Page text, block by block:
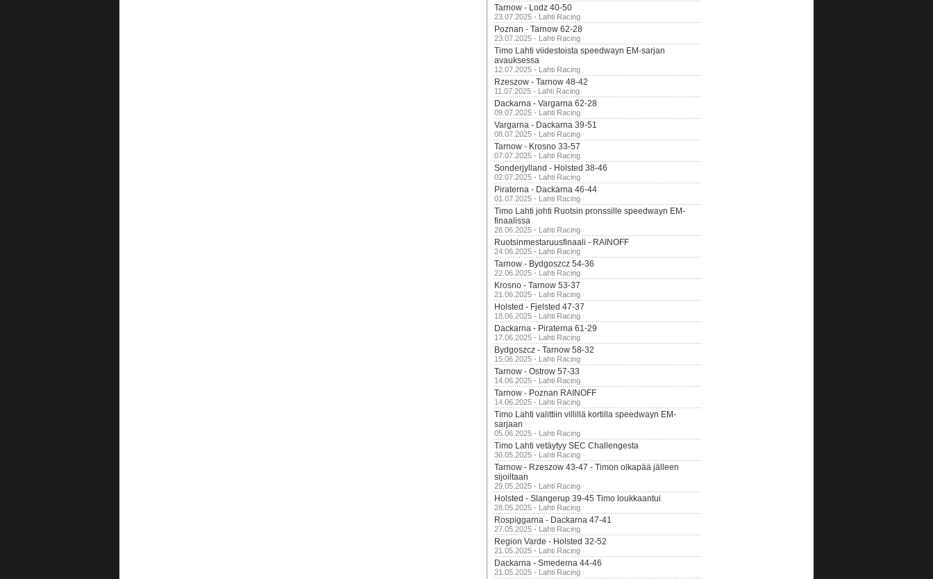
Tarnow - Lodz 40-50
23.07.2025 - Lahti Racing
Poznan - Tarnow 62-28
23.07.2025 - Lahti Racing
Timo Lahti viidestoista speedwayn EM-sarjan
avauksessa
12.07.2025 - Lahti Racing
Rzeszow - Tarnow 48-42
11.07.2025 - Lahti Racing
Dackarna - Vargarna 62-28
09.07.2025 - Lahti Racing
Vargarna - Dackarna 39-51
08.07.2025 - Lahti Racing
Tarnow - Krosno 33-57
07.07.2025 - Lahti Racing
Sonderjylland - Holsted 38-46
02.07.2025 - Lahti Racing
Piraterna - Dackarna 46-44
01.07.2025 - Lahti Racing
Timo Lahti johti Ruotsin pronssille speedwayn EM-
finaalissa
28.06.2025 - Lahti Racing
Ruotsinmestaruusfinaali - RAINOFF
24.06.2025 - Lahti Racing
Tarnow - Bydgoszcz 54-36
22.06.2025 - Lahti Racing
Krosno - Tarnow 53-37
21.06.2025 - Lahti Racing
Holsted - Fjelsted 47-37
18.06.2025 - Lahti Racing
Dackarna - Piraterna 61-29
17.06.2025 - Lahti Racing
Bydgoszcz - Tarnow 58-32
15.06.2025 - Lahti Racing
Tarnow - Ostrow 57-33
14.06.2025 - Lahti Racing
Tarnow - Poznan RAINOFF
14.06.2025 - Lahti Racing
Timo Lahti valittiin villillä kortilla speedwayn EM-
sarjaan
05.06.2025 - Lahti Racing
Timo Lahti vetäytyy SEC Challengesta
30.05.2025 - Lahti Racing
Tarnow - Rzeszow 43-47 - Timon olkapää jälleen
sijoiltaan
29.05.2025 - Lahti Racing
Holsted - Slangerup 39-45 Timo loukkaantui
28.05.2025 - Lahti Racing
Rospiggarna - Dackarna 47-41
27.05.2025 - Lahti Racing
Region Varde - Holsted 32-52
21.05.2025 - Lahti Racing
Dackarna - Smederna 44-46
21.05.2025 - Lahti Racing